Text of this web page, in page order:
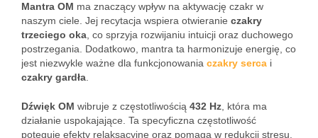
Mantra OM ma znaczący wpływ na aktywację czakr w
naszym ciele. Jej recytacja wspiera otwieranie czakry
trzeciego oka , co sprzyja rozwijaniu intuicji oraz duchowego
postrzegania. Dodatkowo, mantra ta harmonizuje energię, co
jest niezwykle ważne dla funkcjonowania czakry serca i
czakry gardła
Dźwięk OM wibruje z częstotliwością 432 Hz , która ma
działanie uspokajające. Ta specyficzna częstotliwość
potęguje efekty relaksacyjne oraz pomaga w redukcji stresu.